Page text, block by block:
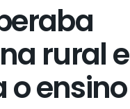
rural e
ensino